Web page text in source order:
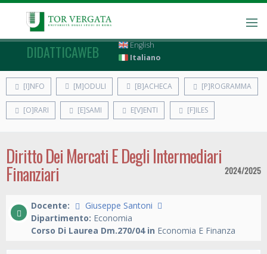
DIDATTICAWEB
English
Italiano
[I]NFO [M]ODULI [B]ACHECA [P]ROGRAMMA
[O]RARI [E]SAMI E[V]ENTI [F]ILES
Diritto Dei Mercati E Degli Intermediari
Finanziari 2024/2025
Docente:
Giuseppe Santoni
Dipartimento: Economia
Corso Di Laurea Dm.270/04 in Economia E Finanza